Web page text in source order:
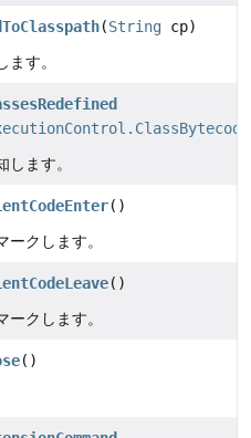
(String cp)
す。
ます。
()
クします。
()
クします。
()